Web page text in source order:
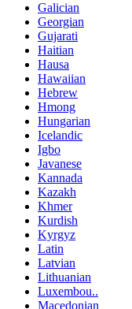
Galician
Georgian
Gujarati
Haitian
Hausa
Hawaiian
Hebrew
Hmong
Hungarian
Icelandic
Igbo
Javanese
Kannada
Kazakh
Khmer
Kurdish
Kyrgyz
Latin
Latvian
Lithuanian
Luxembou..
Macedonian